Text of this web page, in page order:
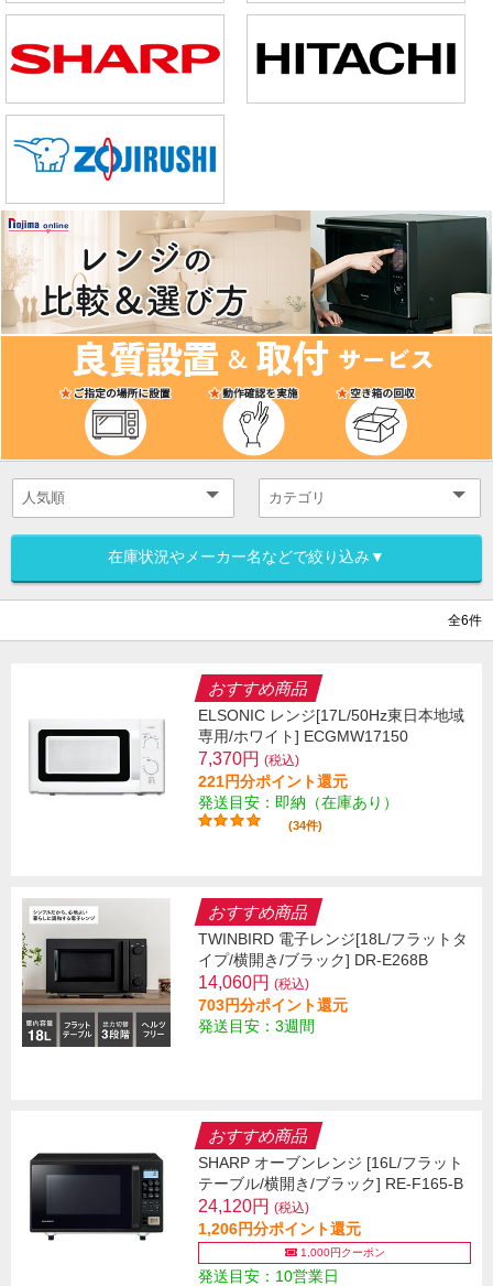
在庫状況やメーカー名などで絞り込み▼
全6件
おすすめ商品
ELSONIC レンジ[17L/50Hz東日本地域
専用/ホワイト] ECGMW17150
7,370円 (税込)
221円分ポイント還元
発送目安：即納（在庫あり）
(34件)
おすすめ商品
TWINBIRD 電子レンジ[18L/フラットタ
イプ/横開き/ブラック] DR-E268B
14,060円 (税込)
703円分ポイント還元
発送目安：3週間
おすすめ商品
SHARP オーブンレンジ [16L/フラット
テーブル/横開き/ブラック] RE-F165-B
24,120円 (税込)
1,206円分ポイント還元
1,000円クーポン
発送目安：10営業日